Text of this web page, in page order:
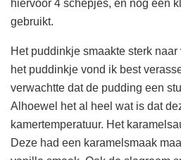
hiervoor 4 schepjes, en nog een
gebruikt.
Het puddinkje smaakte sterk
het puddinkje vond ik best
verwachtte dat de pudding een
Alhoewel het al heel wat is dat
kamertemperatuur. Het
Deze had een karamelsmaak